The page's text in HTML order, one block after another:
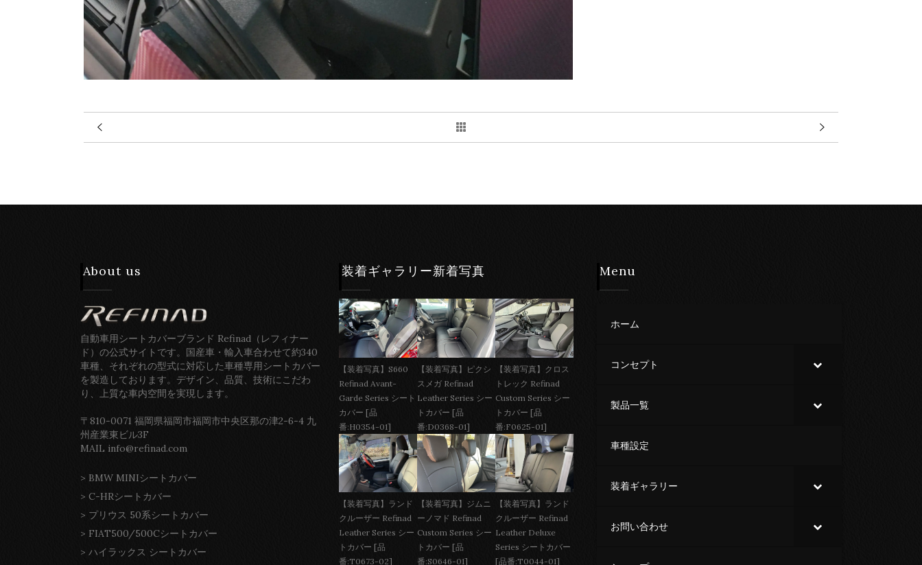
About us
自動車用シートカバーブランド Refinad（レフィナー
ド）の公式サイトです。国産車・輸入車合わせて約340
車種、それぞれの型式に対応した車種専用シートカバー
を製造しております。デザイン、品質、技術にこだわ
り、上質な車内空間を実現します。
〒810-0071 福岡県福岡市福岡市中央区那の津2-6-4 九
州産業東ビル3F
MAIL info@refinad.com
> BMW MINIシートカバー
> C-HRシートカバー
> プリウス 50系シートカバー
> FIAT500/500Cシートカバー
> ハイラックス シートカバー
装着ギャラリー新着写真
【装着写真】S660
Refinad Avant-
Garde Series シート
カバー [品
番:H0354-01]
【装着写真】ピクシ
スメガ Refinad
Leather Series シー
トカバー [品
番:D0368-01]
【装着写真】クロス
トレック Refinad
Custom Series シー
トカバー [品
番:F0625-01]
【装着写真】ランド
クルーザー Refinad
Leather Series シー
トカバー [品
番:T0673-02]
【装着写真】ジムニ
ーノマド Refinad
Custom Series シー
トカバー [品
番:S0646-01]
【装着写真】ランド
クルーザー Refinad
Leather Deluxe
Series シートカバー
[品番:T0044-01]
Menu
ホーム
コンセプト
製品一覧
車種設定
装着ギャラリー
お問い合わせ